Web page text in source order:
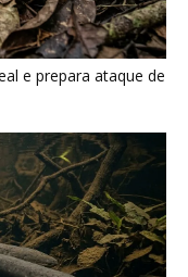
grupo para
de peixes